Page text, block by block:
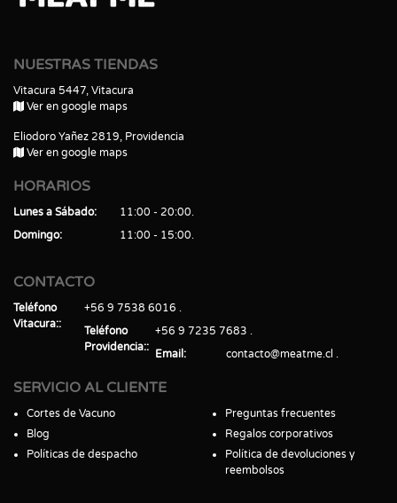
NUESTRAS TIENDAS
Vitacura 5447, Vitacura
Ver en google maps
Eliodoro Yañez 2819, Providencia
Ver en google maps
HORARIOS
Lunes a Sábado
11:00 - 20:00
Domingo
11:00 - 15:00
CONTACTO
Teléfono
Vitacura:
+56 9 7538 6016
Teléfono
Providencia:
+56 9 7235 7683
Email
contacto@meatme.cl
SERVICIO AL CLIENTE
Cortes de Vacuno
Blog
Políticas de despacho
Preguntas frecuentes
Regalos corporativos
Política de devoluciones y
reembolsos